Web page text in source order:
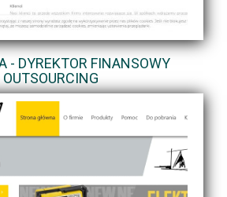
- DYREKTOR FINANSOWY
OUTSOURCING